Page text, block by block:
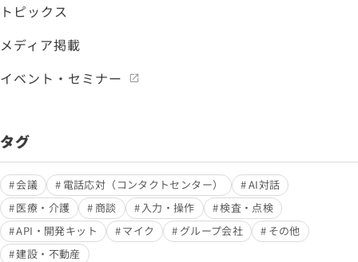
トピックス
メディア掲載
イベント・セミナー
タグ
会議 電話応対（コンタクトセンター）
AI対話
医療・介護
商談 入力・操作
検査・点検
API・開発キット
マイク グループ会社
その他
建設・不動産